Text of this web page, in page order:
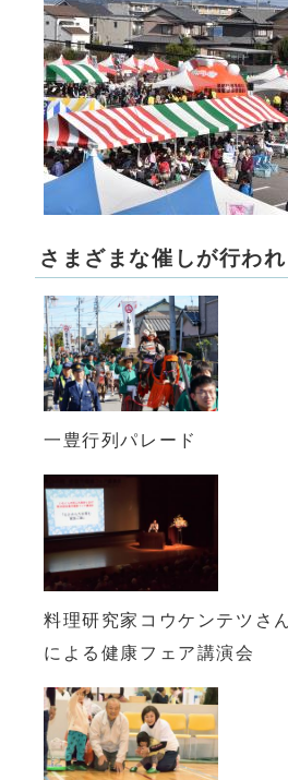
さまざまな催しが行わ
一豊行列パレード
料理研究家コウケンテツさ
による健康フェア講演会